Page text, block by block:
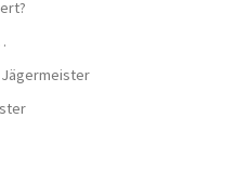
Jägermeister